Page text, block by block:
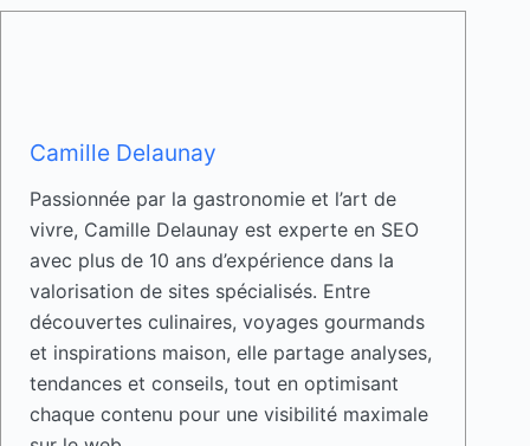
Camille Delaunay
Passionnée par la gastronomie et l’art de
vivre, Camille Delaunay est experte en SEO
avec plus de 10 ans d’expérience dans la
valorisation de sites spécialisés. Entre
découvertes culinaires, voyages gourmands
et inspirations maison, elle partage analyses,
tendances et conseils, tout en optimisant
chaque contenu pour une visibilité maximale